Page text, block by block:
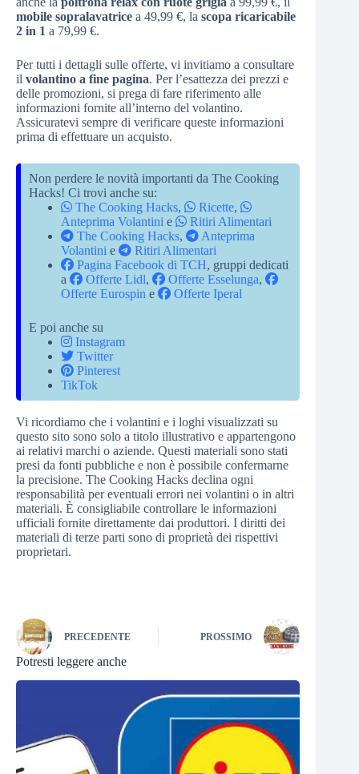
mobile sopralavatrice a 49,99 €, la scopa ricaricabile
2 in 1 a 79,99 €.
Per tutti i dettagli sulle offerte, vi invitiamo a consultare
il volantino a fine pagina. Per l’esattezza dei prezzi e
delle promozioni, si prega di fare riferimento alle
informazioni fornite all’interno del volantino.
Assicuratevi sempre di verificare queste informazioni
prima di effettuare un acquisto.
Non perdere le novità importanti da The Cooking
Hacks! Ci trovi anche su:
The Cooking Hacks, Ricette,
Anteprima Volantini e
Ritiri Alimentari
The Cooking Hacks,
Anteprima
Volantini e
Ritiri Alimentari
Pagina Facebook di TCH, gruppi dedicati
a
Offerte Lidl, Offerte Esselunga,
Offerte Eurospin e Offerte Iperal
E poi anche su
Instagram
Twitter
Pinterest
TikTok
Vi ricordiamo che i volantini e i loghi visualizzati su
questo sito sono solo a titolo illustrativo e appartengono
ai relativi marchi o aziende. Questi materiali sono stati
presi da fonti pubbliche e non è possibile confermarne
la precisione. The Cooking Hacks declina ogni
responsabilità per eventuali errori nei volantini o in altri
materiali. È consigliabile controllare le informazioni
ufficiali fornite direttamente dai produttori. I diritti dei
materiali di terze parti sono di proprietà dei rispettivi
proprietari.
PRECEDENTE PROSSIMO
Potresti leggere anche